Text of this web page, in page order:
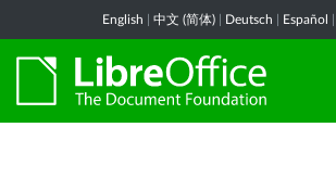
English 中文 (简体) Deutsch Español